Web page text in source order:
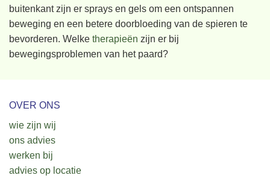
buitenkant zijn er sprays en gels om een ontspannen
beweging en een betere doorbloeding van de spieren te
bevorderen. Welke therapieën zijn er bij
bewegingsproblemen van het paard?
OVER ONS
wie zijn wij
ons advies
werken bij
advies op locatie